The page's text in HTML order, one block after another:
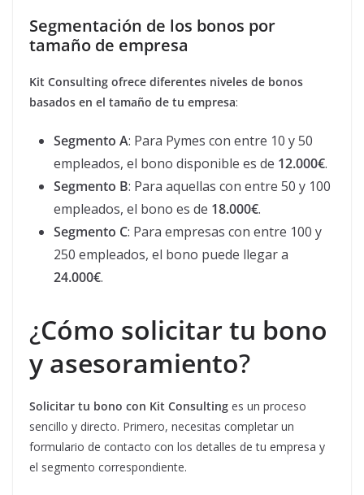
Segmentación de los bonos por
tamaño de empresa
Kit Consulting ofrece diferentes niveles de bonos
basados en el tamaño de tu empresa:
Segmento A: Para Pymes con entre 10 y 50
empleados, el bono disponible es de 12.000€.
Segmento B: Para aquellas con entre 50 y 100
empleados, el bono es de 18.000€.
Segmento C: Para empresas con entre 100 y
250 empleados, el bono puede llegar a
24.000€.
¿Cómo solicitar tu bono
y asesoramiento?
Solicitar tu bono con Kit Consulting es un proceso
sencillo y directo. Primero, necesitas completar un
formulario de contacto con los detalles de tu empresa y
el segmento correspondiente.